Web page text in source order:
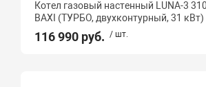
Котел газовый настенный LUNA-3
BAXI (ТУРБО, двухконтурный, 31 кВт)
116 990 руб. / шт.